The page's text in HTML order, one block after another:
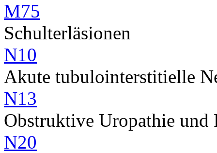
M75
Schulterläsionen
N10
Akute tubulointerstitielle
N13
Obstruktive Uropathie und
N20